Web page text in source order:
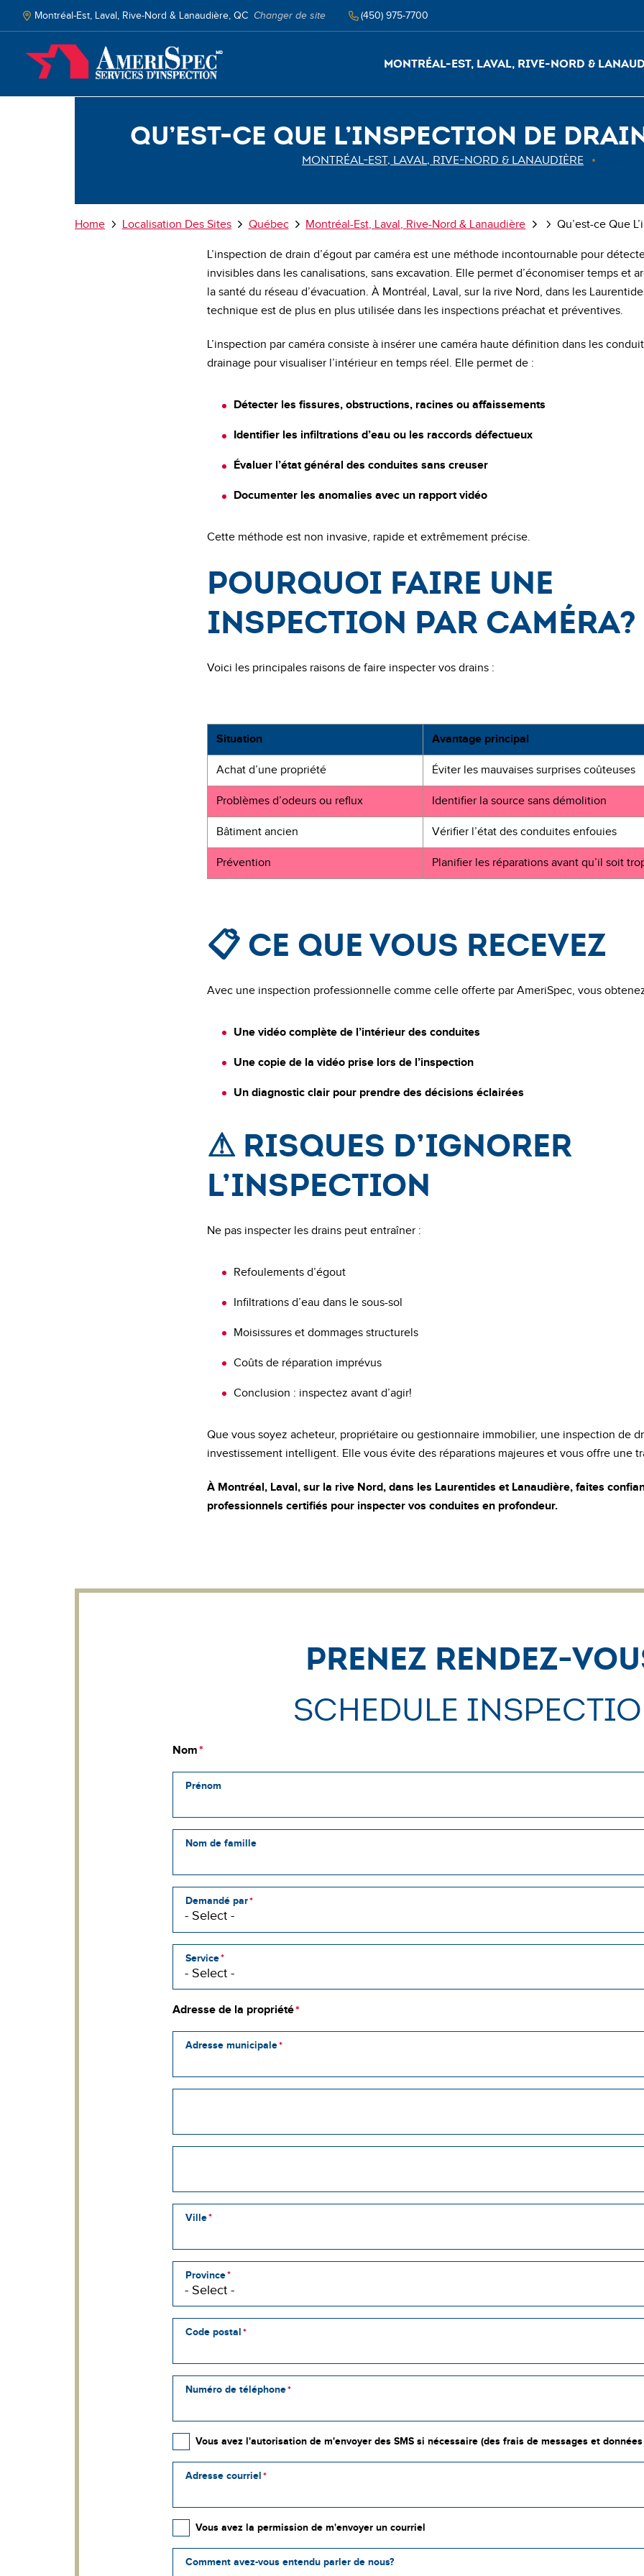
main
Montréal-Est, Laval, Rive-Nord & Lanaudière, QC Changer de site ‭(450) 975-7700‬
Montréal-Est, Laval, Rive-Nord &
Qu’est-ce que l’inspection de
MONTRÉAL-EST, LAVAL, RIVE-NORD & LANAUDIÈRE
Breadcrumb
Home Localisation Des Sites Québec Montréal-Est, Laval, Rive-Nord & Lanaudière Qu’est-ce Que
L’inspection de drain d’égout par caméra est une méthode incontournable pour
invisibles dans les canalisations, sans excavation. Elle permet d’économiser temps et
la santé du réseau d’évacuation. À Montréal, Laval, sur la rive Nord, dans les
technique est de plus en plus utilisée dans les inspections préachat et préventives.
L’inspection par caméra consiste à insérer une caméra haute définition dans les
drainage pour visualiser l’intérieur en temps réel. Elle permet de :
Détecter les fissures, obstructions, racines ou affaissements
Identifier les infiltrations d’eau ou les raccords défectueux
Évaluer l’état général des conduites sans creuser
Documenter les anomalies avec un rapport vidéo
Cette méthode est non invasive, rapide et extrêmement précise.
Pourquoi faire une
inspection par caméra?
Voici les principales raisons de faire inspecter vos drains :
Situation Avantage principal
Achat d’une propriété Éviter les mauvaises surprises coûteuses
Problèmes d’odeurs ou reflux Identifier la source sans démolition
Bâtiment ancien Vérifier l’état des conduites enfouies
Prévention Planifier les réparations avant qu’il soit
📋 Ce que vous recevez
Avec une inspection professionnelle comme celle offerte par AmeriSpec, vous
Une vidéo complète de l’intérieur des conduites
Une copie de la vidéo prise lors de l’inspection
Un diagnostic clair pour prendre des décisions éclairées
⚠ Risques d’ignorer
l’inspection
Ne pas inspecter les drains peut entraîner :
Refoulements d’égout
Infiltrations d’eau dans le sous-sol
Moisissures et dommages structurels
Coûts de réparation imprévus
Conclusion : inspectez avant d’agir!
Que vous soyez acheteur, propriétaire ou gestionnaire immobilier, une inspection de
investissement intelligent. Elle vous évite des réparations majeures et vous offre une
À Montréal, Laval, sur la rive Nord, dans les Laurentides et Lanaudière, faites
professionnels certifiés pour inspecter vos conduites en profondeur.
Prenez Rendez-
Schedule
Nom
Prénom
Nom de famille
Demandé par
Service
Adresse de la propriété
Adresse municipale
2
line
Ville
Province
Code postal
Numéro de téléphone
Vous avez l'autorisation de m'envoyer des SMS si nécessaire (des frais de messages et
Adresse courriel
Vous avez la permission de m'envoyer un courriel
Comment avez-vous entendu parler de nous?